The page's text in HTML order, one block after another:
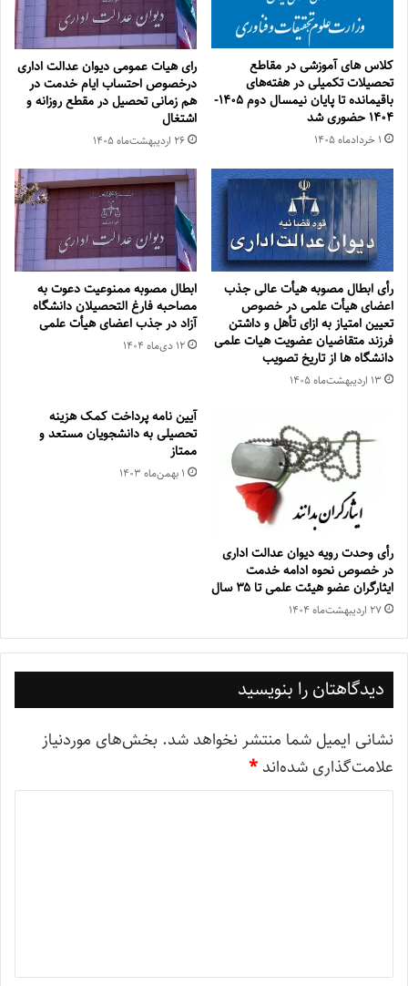
کلاس های آموزشی در مقاطع
تحصیلات تکمیلی در هفته‌های
باقیمانده تا پایان نیمسال دوم ۱۴۰۵-
۱۴۰۴ حضوری شد
۱ خرداد‌ماه ۱۴۰۵
رای هیات عمومی دیوان عدالت اداری
درخصوص احتساب ایام خدمت در
هم زمانی تحصیل در مقطع روزانه و
اشتغال
۲۶ اردیبهشت‌ماه ۱۴۰۵
رأی ابطال مصوبه هیأت عالی جذب
اعضای هیأت علمی در خصوص
تعیین امتیاز به ازای تأهل و داشتن
فرزند متقاضیان عضویت هیات علمی
دانشگاه ها از تاریخ تصویب
۱۳ اردیبهشت‌ماه ۱۴۰۵
ابطال مصوبه ممنوعیت دعوت به
مصاحبه فارغ التحصیلان دانشگاه
آزاد در جذب اعضای هیأت علمی
۱۲ دی‌ماه ۱۴۰۴
رأی وحدت رویه دیوان عدالت اداری
در خصوص نحوه ادامه خدمت
ایثارگران عضو هیئت علمی تا ۳۵ سال
۲۷ اردیبهشت‌ماه ۱۴۰۴
آیین نامه پرداخت کمک هزینه
تحصیلی به دانشجویان مستعد و
ممتاز
۱ بهمن‌ماه ۱۴۰۳
دیدگاهتان را بنویسید
نشانی ایمیل شما منتشر نخواهد شد. بخش‌های موردنیاز
علامت‌گذاری شده‌اند *